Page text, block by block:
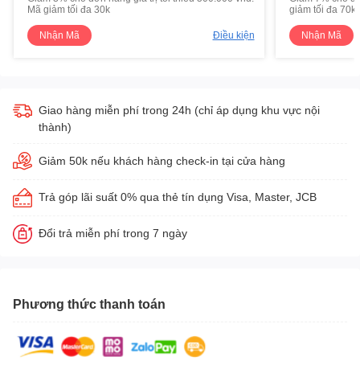
Mã giảm tối đa 30k
Nhận Mã Điều kiện
giảm tối đa 70k
Nhận Mã
Giao hàng miễn phí trong 24h (chỉ áp dụng khu vực nội
thành)
Giảm 50k nếu khách hàng check-in tại cửa hàng
Trả góp lãi suất 0% qua thẻ tín dụng Visa, Master, JCB
Đổi trả miễn phí trong 7 ngày
Phương thức thanh toán